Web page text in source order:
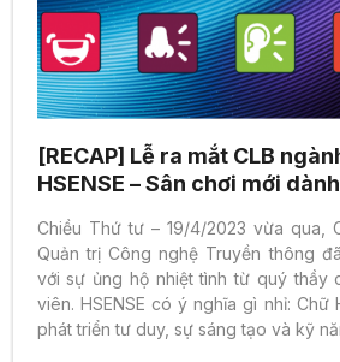
[RECAP] Lễ ra mắt CLB
HSENSE – Sân chơi mới
Chiều Thứ tư – 19/4/2023 vừa qua,
Quản trị Công nghệ Truyền thông
với sự ủng hộ nhiệt tình từ quý thầy
viên. HSENSE có ý nghĩa gì nhỉ: Chữ
phát triển tư duy, sự sáng tạo và kỹ